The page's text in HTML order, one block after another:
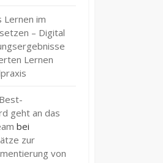
im
– Digital
Lernen
geht an das
bei
zur
von